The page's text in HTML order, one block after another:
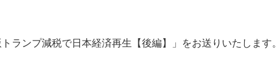
ランプ減税で日本経済再生【後編】」をお送りいたします。